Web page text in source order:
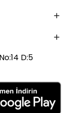
D:5